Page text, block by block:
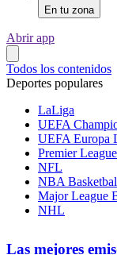
En tu zona
Abrir app
Todos los contenidos
Deportes populares
LaLiga
UEFA
UEFA Europa
Premier League
NFL
NBA
Major League
NHL
Las mejores